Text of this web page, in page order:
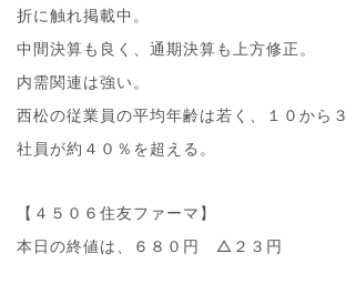
折に触れ掲載中。
中間決算も良く、通期決算も上方修正。
内需関連は強い。
西松の従業員の平均年齢は若く、１０から
社員が約４０％を超える。
【４５０６住友ファーマ】
本日の終値は、６８０円 △２３円